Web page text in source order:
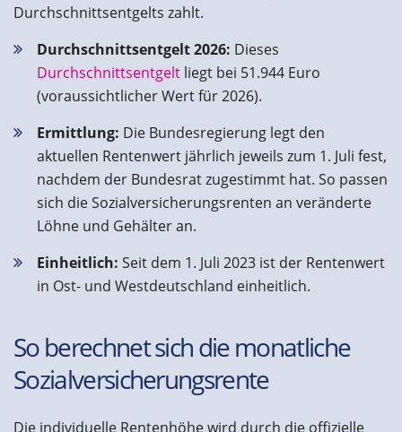
Durchschnittsentgelts zahlt.
Durchschnittsentgelt 2026: Dieses
Durchschnittsentgelt liegt bei 51.944 Euro
(voraussichtlicher Wert für 2026).
Ermittlung: Die Bundesregierung legt den
aktuellen Rentenwert jährlich jeweils zum 1. Juli fest,
nachdem der Bundesrat zugestimmt hat. So passen
sich die Sozialversicherungsrenten an veränderte
Löhne und Gehälter an.
Einheitlich: Seit dem 1. Juli 2023 ist der Rentenwert
in Ost- und Westdeutschland einheitlich.
So berechnet sich die monatliche
Sozialversicherungsrente
Die individuelle Rentenhöhe wird durch die offizielle